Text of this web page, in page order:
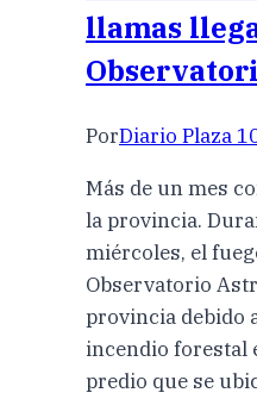
llamas
PorDiario Plaza
Más de un mes
la provincia.
miércoles, el
Observatorio
provincia debido
incendio forestal
predio que se